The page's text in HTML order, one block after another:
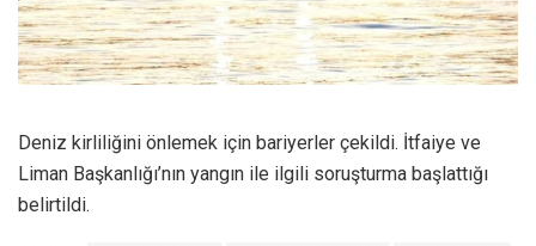
Deniz kirliliğini önlemek için bariyerler çekildi. İtfaiye ve
Liman Başkanlığı’nın yangın ile ilgili soruşturma başlattığı
belirtildi.